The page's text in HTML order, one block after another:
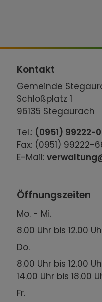
Kontakt
Gemeinde
Schloßplatz 1
96135 Stegaurach
Tel.: (0951) 99222-0
Fax: (0951) 99222-
E-Mail:
Öffnungszeiten
Mo. - Mi.
8.00 Uhr bis 12.00
Do.
8.00 Uhr bis 12.00
14.00 Uhr bis 18.00
Fr.